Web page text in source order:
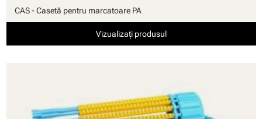
CAS - Casetă pentru marcatoare PA
Vizualizați produsul